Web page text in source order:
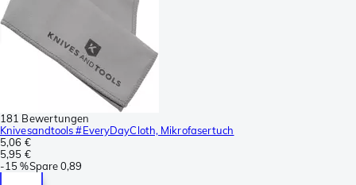
181 Bewertungen
Knivesandtools #EveryDayCloth, Mikrofasertuch
5,06 €
5,95 €
-15 %Spare0,89